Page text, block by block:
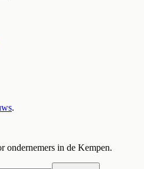
.
ondernemers in de Kempen.